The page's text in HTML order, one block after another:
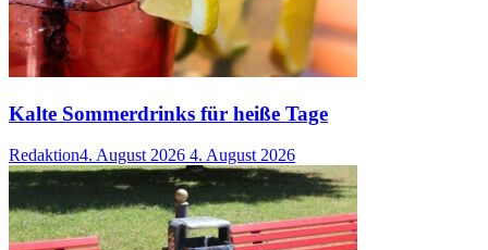
Kalte Sommerdrinks für heiße Tage
Redaktion4. August 2026 4. August 2026